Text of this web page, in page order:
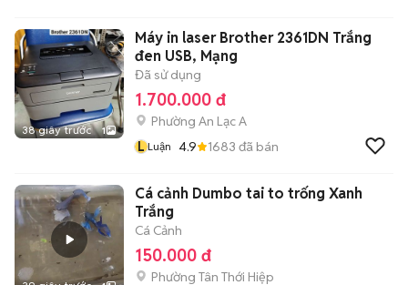
38 giây trước 1
Máy in laser Brother 2361DN Trắng
đen USB, Mạng
Đã sử dụng
1.700.000 đ
Phường An Lạc A
L Luận 4.9 1683 đã bán
Cá cảnh Dumbo tai to trống Xanh
Trắng
Cá Cảnh
150.000 đ
Phường Tân Thới Hiệp